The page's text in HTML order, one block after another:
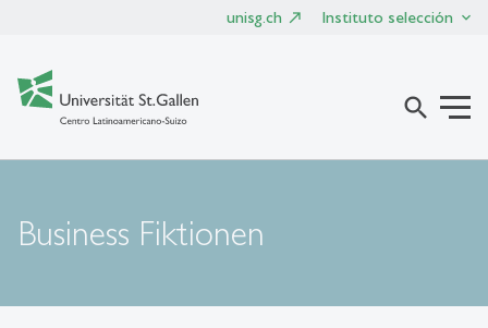
unisg.ch Instituto selección
search
Business Fiktionen